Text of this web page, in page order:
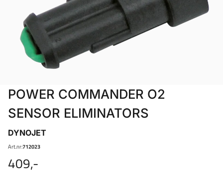
POWER COMMANDER O2
SENSOR ELIMINATORS
DYNOJET
Art.nr:712023
409,-